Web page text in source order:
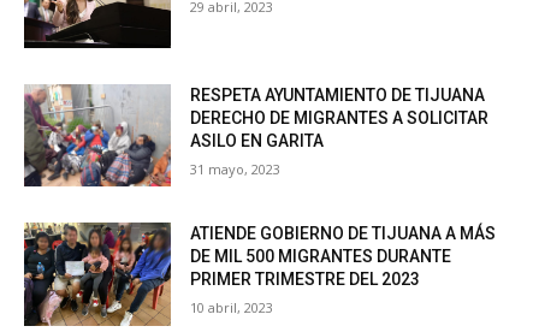
29 abril, 2023
RESPETA AYUNTAMIENTO DE TIJUANA
DERECHO DE MIGRANTES A SOLICITAR
ASILO EN GARITA
31 mayo, 2023
ATIENDE GOBIERNO DE TIJUANA A MÁS
DE MIL 500 MIGRANTES DURANTE
PRIMER TRIMESTRE DEL 2023
10 abril, 2023